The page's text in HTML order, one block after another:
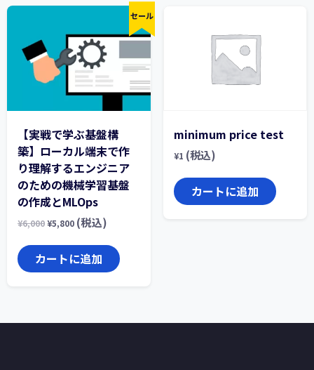
セール
【実戦で学ぶ基盤構
築】ローカル端末で作
り理解するエンジニア
のための機械学習基盤
の作成とMLOps
¥6,000¥5,800 (税込)
カートに追加
minimum price test
¥1 (税込)
カートに追加